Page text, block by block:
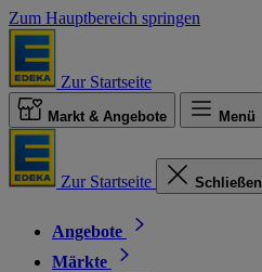
Zum Hauptbereich springen
Zur Startseite
Markt & Angebote Menü
Zur Startseite Schließen
Angebote
Märkte